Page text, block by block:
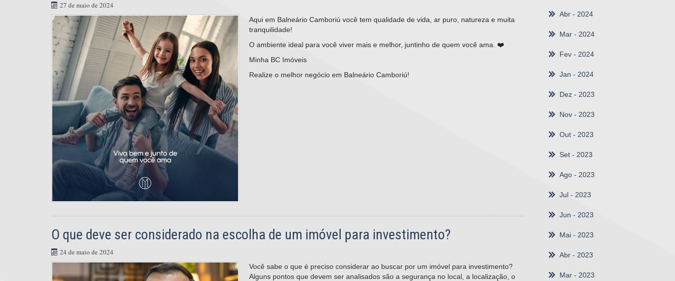
27 de maio de 2024
Aqui em Balneário Camboriú você tem qualidade de vida, ar puro, natureza e muita
tranquilidade!
O ambiente ideal para você viver mais e melhor, juntinho de quem você ama. ❤️
Minha BC Imóveis
Realize o melhor negócio em Balneário Camboriú!
O que deve ser considerado na escolha de um imóvel para investimento?
24 de maio de 2024
Você sabe o que é preciso considerar ao buscar por um imóvel para investimento?
Alguns pontos que devem ser analisados são a segurança no local, a localização, o
Abr - 2024
Mar - 2024
Fev - 2024
Jan - 2024
Dez - 2023
Nov - 2023
Out - 2023
Set - 2023
Ago - 2023
Jul - 2023
Jun - 2023
Mai - 2023
Abr - 2023
Mar - 2023